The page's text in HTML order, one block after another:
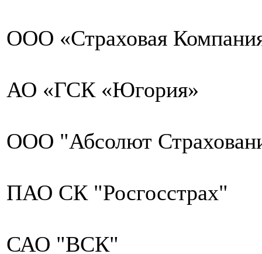
ООО «Страховая
АО «ГСК «Югория»
ООО "Абсолют
ПАО СК "Росгосстрах"
САО "ВСК"